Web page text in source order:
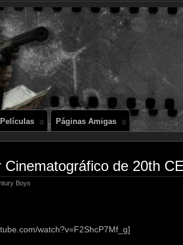
Películas Páginas Amigas
Cinematográfico de 20th
Boys
watch?v=F2ShcP7Mf_g]